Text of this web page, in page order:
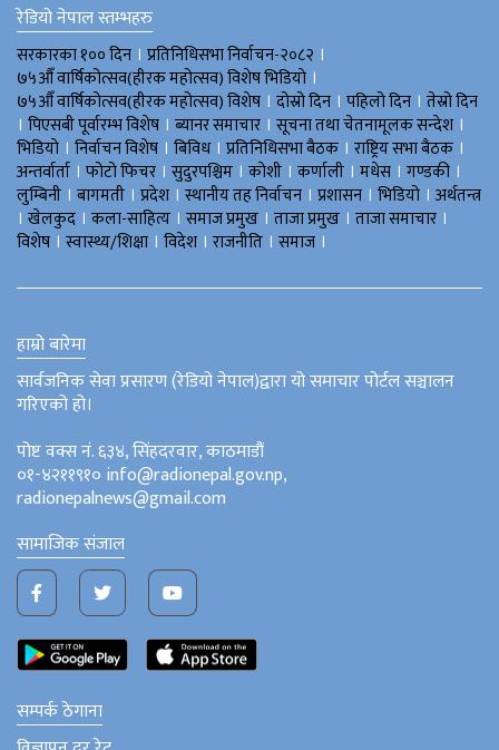
रेडियो नेपाल स्तम्भहरु
सरकारका १०० दिन । प्रतिनिधिसभा निर्वाचन-२०८२ ।
७५औँ वार्षिकोत्सव(हीरक महोत्सव) विशेष भिडियाे ।
७५औँ वार्षिकोत्सव(हीरक महोत्सव) विशेष । दोस्रो दिन । पहिलो दिन । तेस्रो दिन
। पिएसबी पूर्वारम्भ विशेष । ब्यानर समाचार । सूचना तथा चेतनामूलक सन्देश ।
भिडियाे । निर्वाचन विशेष । बिविध। प्रतिनिधिसभा बैठक । राष्ट्रिय सभा बैठक ।
अन्तर्वार्ता । फोटो फिचर । सुदुरपश्चिम । काेशी । कर्णाली । मधेस । गण्डकी ।
लुम्बिनी । बागमती । प्रदेश । स्थानीय तह निर्वाचन । प्रशासन । भिडियो । अर्थतन्त्र
। खेलकुद । कला-साहित्य । समाज प्रमुख । ताजा प्रमुख । ताजा समाचार ।
विशेष । स्वास्थ्य/शिक्षा । विदेश । राजनीति । समाज ।
हाम्रो बारेमा
सार्वजनिक सेवा प्रसारण (रेडियो नेपाल)द्वारा यो समाचार पोर्टल सञ्चालन
गरिएको हो।
पोष्ट वक्स नं. ६३४, सिंहदरवार, काठमाडौं
०१-४२११९१० info@radionepal.gov.np,
radionepalnews@gmail.com
सामाजिक संजाल
सम्पर्क ठेगाना